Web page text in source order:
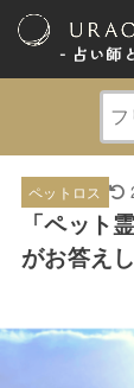
- 占い師
ペットロス
「ペット
がお答え